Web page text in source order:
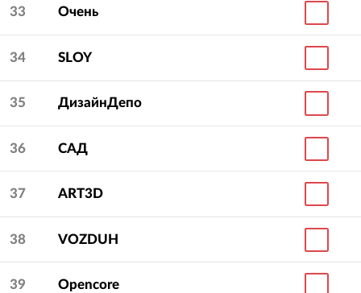
33 Очень
34 SLOY
35 ДизайнДепо
36 САД
37 ART3D
38 VOZDUH
39 Opencore